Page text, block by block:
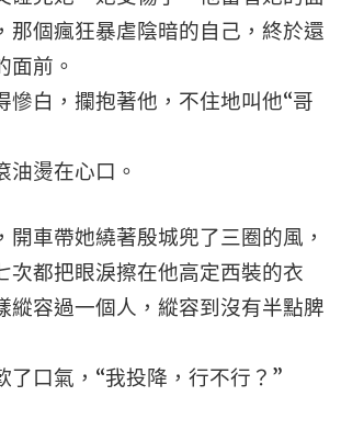
那個瘋狂暴虐陰暗的自己，終於還
面前。
慘白，攔抱著他，不住地叫他“哥
油燙在心口。
開車帶她繞著殷城兜了三圈的風，
次都把眼淚擦在他高定西裝的衣
縱容過一個人，縱容到沒有半點脾
了口氣，“我投降，行不行？”